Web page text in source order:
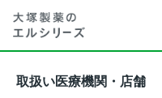
取扱い医療機関・店舗